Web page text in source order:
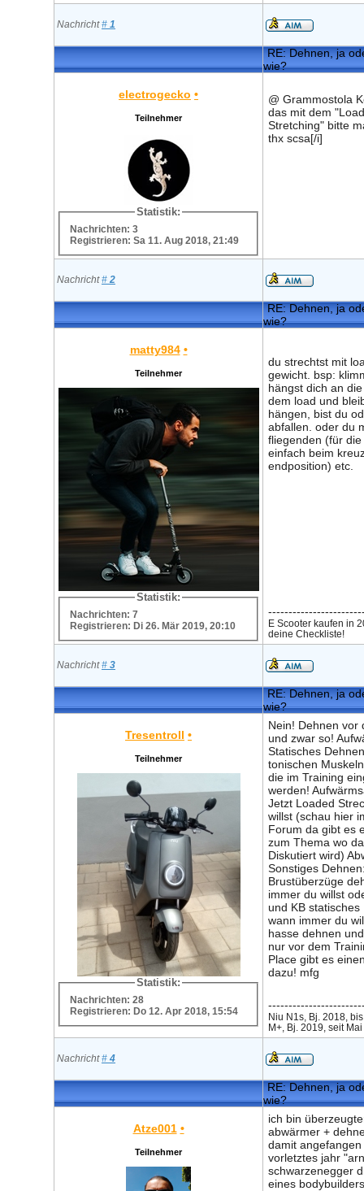
Nachricht# 1
RE: Dehnen, ja
wie?
electrogecko •
Teilnehmer
Statistik:
Nachrichten: 3
Registrieren: Sa 11. Aug 2018, 21:49
@ Grammostola
das mit dem
Stretching" bitte
thx scsa[/i]
Nachricht# 2
RE: Dehnen, ja
wie?
matty984 •
Teilnehmer
Statistik:
Nachrichten: 7
Registrieren: Di 26. Mär 2019, 20:10
du strechtst mit
gewicht. bsp:
hängst dich an
dem load und
hängen, bist du
abfallen. oder du
fliegenden (für
einfach beim
endposition) etc.
E Scooter kaufen in
deine Checkliste!
Nachricht# 3
RE: Dehnen, ja
wie?
Tresentroll •
Teilnehmer
Statistik:
Nachrichten: 28
Registrieren: Do 12. Apr 2018, 15:54
Nein! Dehnen vor
und zwar so!
Statisches
tonischen
die im Training
werden!
Jetzt Loaded
willst (schau hier
Forum da gibt es
zum Thema wo
Diskutiert wird)
Sonstiges
Brustüberzüge
immer du willst
und KB statisches
wann immer du
hasse dehnen
nur vor dem
Place gibt es
dazu! mfg
Niu N1s, Bj. 2018,
M+, Bj. 2019, seit
Nachricht# 4
RE: Dehnen, ja
wie?
Atze001 •
Teilnehmer
ich bin
abwärmer +
damit angefangen
vorletztes jahr
schwarzenegger
eines